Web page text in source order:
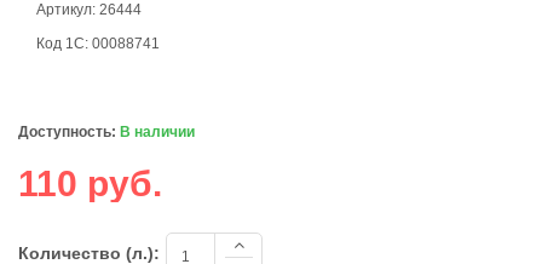
Артикул: 26444
Код 1С: 00088741
Доступность: В наличии
110 руб.
Количество (л.):